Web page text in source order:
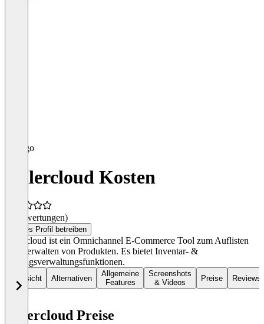
Sellercloud Kosten
(0 Bewertungen)
Dieses Profil betreiben
Sellercloud ist ein Omnichannel E-Commerce Tool zum Auflisten
und Verwalten von Produkten. Es bietet Inventar- &
Auftragsverwaltungsfunktionen.
Übersicht Alternativen
Allgemeine
Features
Screenshots
& Videos
Preise Reviews
Sellercloud Preise